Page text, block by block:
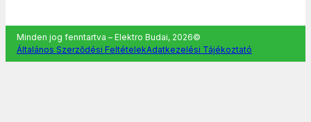
Minden jog fenntartva – Elektro Budai, 2026©
Általános Szerződési FeltételekAdatkezelési Tájékoztató